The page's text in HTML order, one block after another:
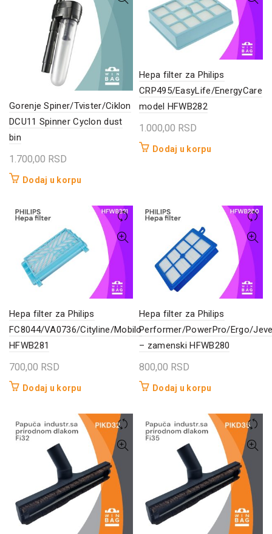
Gorenje Spiner/Tvister/Ciklon
DCU11 Spinner Cyclon dust
bin
1.700,00 RSD
Dodaj u korpu
Hepa filter za Philips
CRP495/EasyLife/EnergyCare
model HFWB282
1.000,00 RSD
Dodaj u korpu
Hepa filter za Philips
FC8044/VA0736/Cityline/Mobilo
HFWB281
700,00 RSD
Dodaj u korpu
Hepa filter za Philips
Performer/PowerPro/Ergo/
– zamenski HFWB280
800,00 RSD
Dodaj u korpu